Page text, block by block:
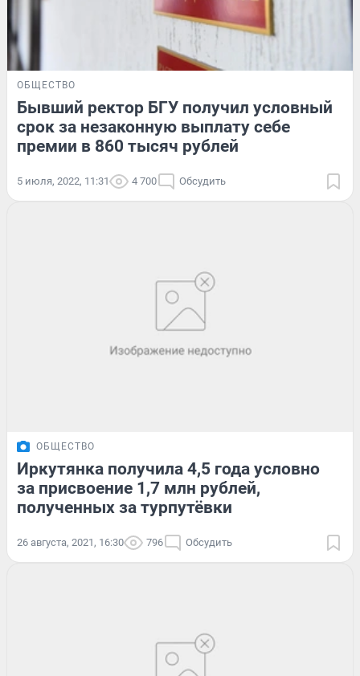
ОБЩЕСТВО
Бывший ректор БГУ получил условный
срок за незаконную выплату себе
премии в 860 тысяч рублей
5 июля, 2022, 11:31 4 700 Обсудить
ОБЩЕСТВО
Иркутянка получила 4,5 года условно
за присвоение 1,7 млн рублей,
полученных за турпутёвки
26 августа, 2021, 16:30 796 Обсудить